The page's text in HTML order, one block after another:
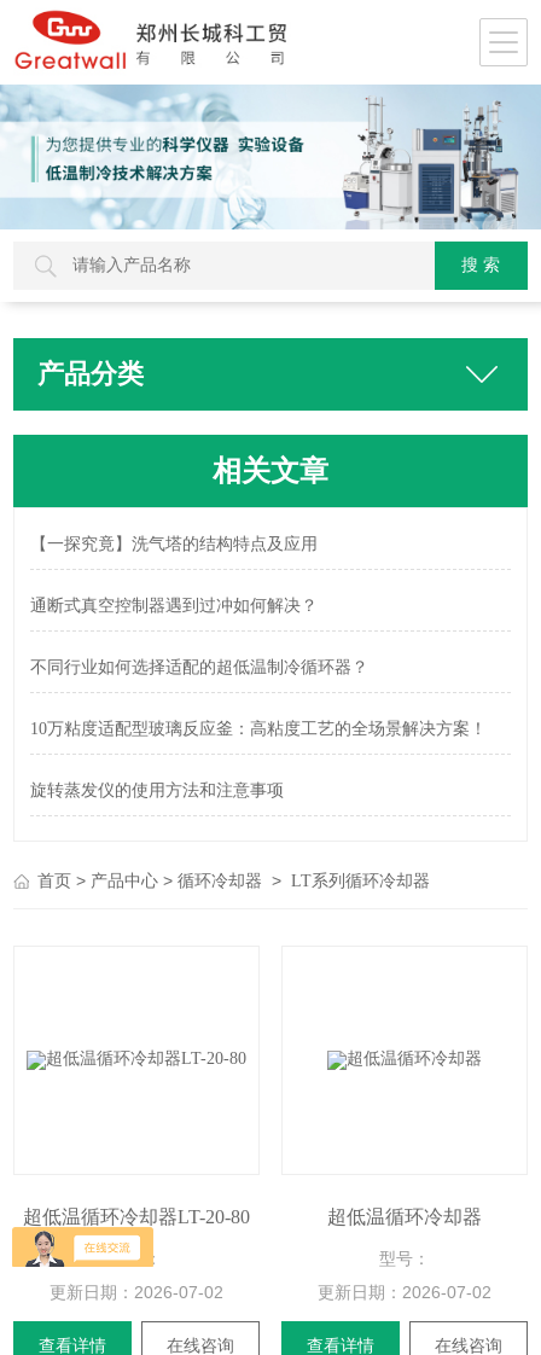
产品分类
相关文章
【一探究竟】洗气塔的结构特点及应用
通断式真空控制器遇到过冲如何解决？
不同行业如何选择适配的超低温制冷循环器？
10万粘度适配型玻璃反应釜：高粘度工艺的全场景解决方案！
旋转蒸发仪的使用方法和注意事项
首页 > 产品中心 >循环冷却器 >LT系列循环冷却器
超低温循环冷却器LT-20-80
型号：
更新日期： 2026-07-02
查看详情 在线咨询
超低温循环冷却器
型号：
更新日期： 2026-07-02
查看详情 在线咨询